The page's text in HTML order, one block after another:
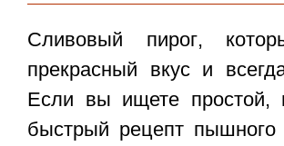
Сливовый пирог,
прекрасный вкус и
Если вы ищете простой,
быстрый рецепт пышного